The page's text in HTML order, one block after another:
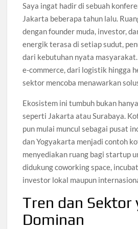
Saya ingat hadir di sebuah
Jakarta beberapa tahun lalu.
dengan founder muda, investor,
energik terasa di setiap sudut,
dari kebutuhan nyata
e-commerce, dari logistik hingga
sektor mencoba menawarkan
Ekosistem ini tumbuh bukan
seperti Jakarta atau Surabaya.
pun mulai muncul sebagai pusat
dan Yogyakarta menjadi contoh
menyediakan ruang bagi startup
didukung coworking space,
investor lokal maupun
Tren dan Sektor
Dominan